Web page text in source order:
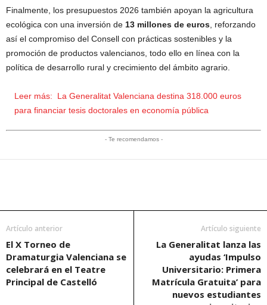
Finalmente, los presupuestos 2026 también apoyan la agricultura
ecológica con una inversión de 13 millones de euros , reforzando
así el compromiso del Consell con prácticas sostenibles y la
promoción de productos valencianos, todo ello en línea con la
política de desarrollo rural y crecimiento del ámbito agrario.
Leer más:
La Generalitat Valenciana destina 318.000 euros
para financiar tesis doctorales en economía pública
- Te recomendamos -
Artículo anterior
El X Torneo de
Dramaturgia Valenciana se
celebrará en el Teatre
Principal de Castelló
Artículo siguiente
La Generalitat lanza las
ayudas ‘Impulso
Universitario: Primera
Matrícula Gratuita’ para
nuevos estudiantes